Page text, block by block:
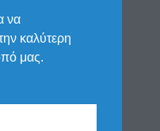
να
καλύτερη
μας.